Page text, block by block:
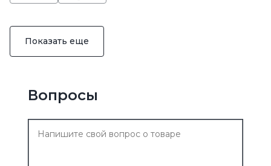
Показать еще
Вопросы